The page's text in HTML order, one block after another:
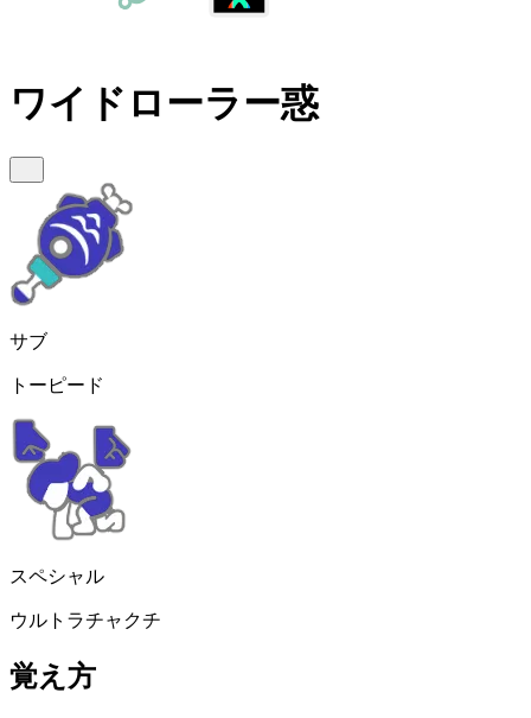
ワイドローラー惑
サブ
トーピード
スペシャル
ウルトラチャクチ
覚え方